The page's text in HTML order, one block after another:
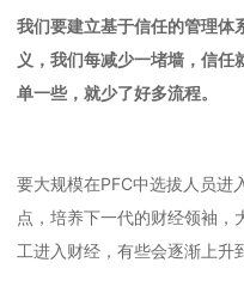
我们要建立基于信任的管理体
义，我们每减少一堵墙，信任
单一些，就少了好多流程。
要大规模在PFC中选拔人员进
点，培养下一代的财经领袖，
工进入财经，有些会逐渐上升